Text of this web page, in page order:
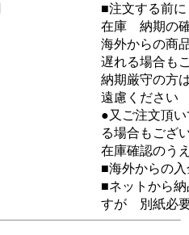
■注文する前に
在庫 納期の
海外からの商
遅れる場合も
納期厳守の方
遠慮ください
●又ご注文頂
る場合もござ
在庫確認のう
■海外からの
■ネットから
すが 別紙必